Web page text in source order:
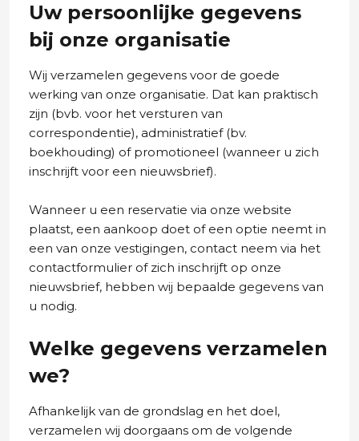
Uw persoonlijke gegevens
bij onze organisatie
Wij verzamelen gegevens voor de goede
werking van onze organisatie. Dat kan praktisch
zijn (bvb. voor het versturen van
correspondentie), administratief (bv.
boekhouding) of promotioneel (wanneer u zich
inschrijft voor een nieuwsbrief).
Wanneer u een reservatie via onze website
plaatst, een aankoop doet of een optie neemt in
een van onze vestigingen, contact neem via het
contactformulier of zich inschrijft op onze
nieuwsbrief, hebben wij bepaalde gegevens van
u nodig.
Welke gegevens verzamelen
we?
Afhankelijk van de grondslag en het doel,
verzamelen wij doorgaans om de volgende